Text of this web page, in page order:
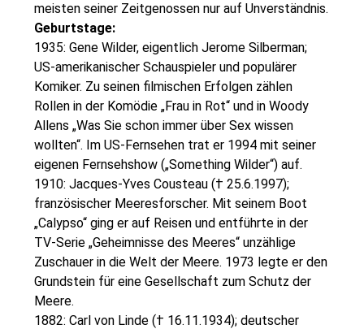
meisten seiner Zeitgenossen nur auf Unverständnis.
Geburtstage:
1935: Gene Wilder, eigentlich Jerome Silberman;
US-amerikanischer Schauspieler und populärer
Komiker. Zu seinen filmischen Erfolgen zählen
Rollen in der Komödie „Frau in Rot“ und in Woody
Allens „Was Sie schon immer über Sex wissen
wollten“. Im US-Fernsehen trat er 1994 mit seiner
eigenen Fernsehshow („Something Wilder“) auf.
1910: Jacques-Yves Cousteau († 25.6.1997);
französischer Meeresforscher. Mit seinem Boot
„Calypso“ ging er auf Reisen und entführte in der
TV-Serie „Geheimnisse des Meeres“ unzählige
Zuschauer in die Welt der Meere. 1973 legte er den
Grundstein für eine Gesellschaft zum Schutz der
Meere.
1882: Carl von Linde († 16.11.1934); deutscher